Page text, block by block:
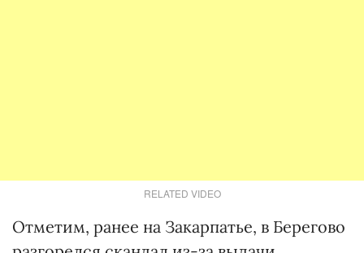
RELATED VIDEO
Отметим, ранее на Закарпатье, в Берегово